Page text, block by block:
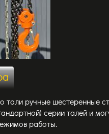
тали ручные шестеренные
серии талей и
работы.